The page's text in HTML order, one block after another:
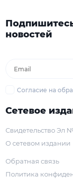
новостей
Согласие на
Сетевое
Свидетельство Эл
О сетевом издании
Обратная связь
Политика